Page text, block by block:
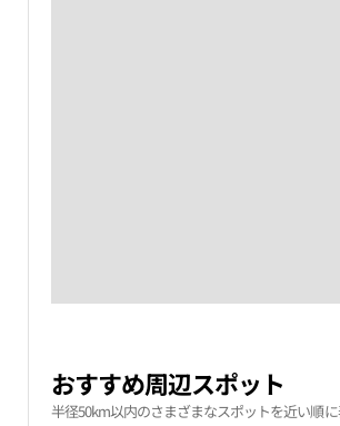
おすすめ周辺スポット
半径50km以内のさまざまなスポットを近い順に